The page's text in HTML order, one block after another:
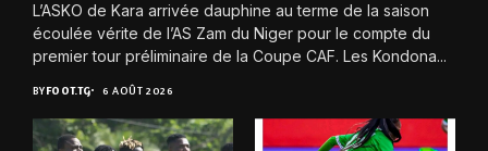
L’ASKO de Kara arrivée dauphine au terme de la saison
écoulée vérite de l’AS Zam du Niger pour le compte du
premier tour préliminaire de la Coupe CAF. Les Kondona...
BYFOOT.TG 6 AOÛT 2026